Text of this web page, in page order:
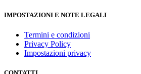
IMPOSTAZIONI E NOTE LEGALI
Termini e condizioni
Privacy Policy
Impostazioni privacy